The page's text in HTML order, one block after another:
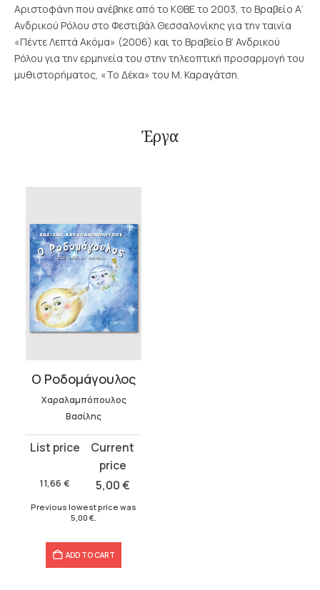
Αριστοφάνη που ανέβηκε από το ΚΘΒΕ το 2003, το Βραβείο Α’
Ανδρικού Ρόλου στο Φεστιβάλ Θεσσαλονίκης για την ταινία
«Πέντε Λεπτά Ακόμα» (2006) και το Βραβείο Β’ Ανδρικού
Ρόλου για την ερμηνεία του στην τηλεοπτική προσαρμογή του
μυθιστορήματος, «Το Δέκα» του Μ. Καραγάτση.
Έργα
Ο Ροδομάγουλος
Χαραλαμπόπουλος
Βασίλης
11,66 €
Original
was:
5,00€
Current
Previous lowest price was
5,00 €
ADD TO CART